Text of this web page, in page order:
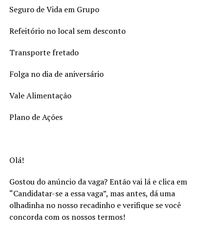
Seguro de Vida em Grupo
Refeitório no local sem desconto
Transporte fretado
Folga no dia de aniversário
Vale Alimentação
Plano de Ações
Olá!
Gostou do anúncio da vaga? Então vai lá e clica em
“Candidatar-se a essa vaga”, mas antes, dá uma
olhadinha no nosso recadinho e verifique se você
concorda com os nossos termos!